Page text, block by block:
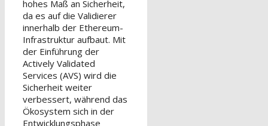
hohes Maß an Sicherheit,
da es auf die Validierer
innerhalb der Ethereum-
Infrastruktur aufbaut. Mit
der Einführung der
Actively Validated
Services (AVS) wird die
Sicherheit weiter
verbessert, während das
Ökosystem sich in der
Entwicklungsphase